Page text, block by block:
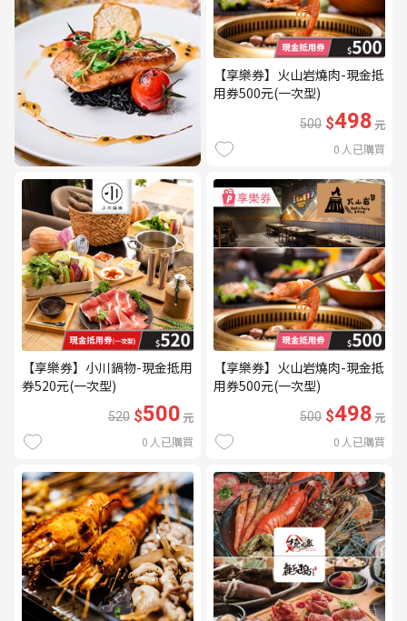
【享樂券】火山岩燒肉-現金抵
用券500元(一次型)
500 $498元
0 人已購買
【享樂券】小川鍋物-現金抵用
券520元(一次型)
520 $500元
0 人已購買
【享樂券】火山岩燒肉-現金抵
用券500元(一次型)
500 $498元
0 人已購買